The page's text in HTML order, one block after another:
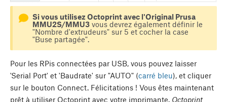
Si vous utilisez Octoprint avec l'Original Prusa
MMU2S/MMU3vous devrez également définir le
"Nombre d'extrudeurs" sur 5 et cocher la case
"Buse partagée".
Pour les RPis connectées par USB, vous pouvez laisser
'Serial Port' et 'Baudrate' sur "AUTO" (carré bleu), et cliquer
sur le bouton Connect. Félicitations ! Vous êtes maintenant
prêt à utiliser Octoprint avec votre imprimante. Octoprint